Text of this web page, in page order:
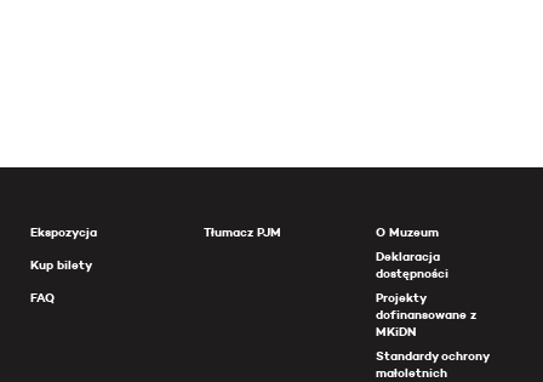
Ekspozycja
Kup bilety
FAQ
Tłumacz PJM
O Muzeum
Deklaracja
dostępności
Projekty
dofinansowane z
MKiDN
Standardy ochrony
małoletnich